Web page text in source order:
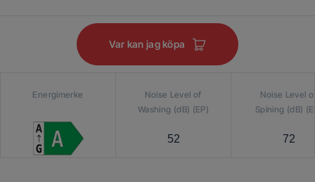
Var kan jag köpa
Energimerke
Noise Level of
Washing (dB) (EP)
52
Noise Level
Spining (dB)
72